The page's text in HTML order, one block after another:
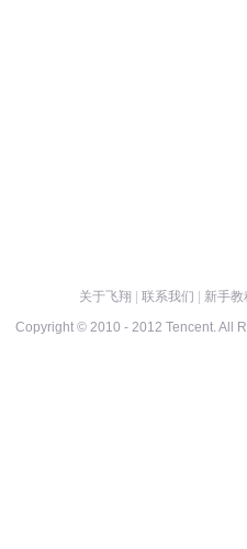
关于飞翔 联系我们
新手教
Copyright © 2010 - 2012 Tencent. All